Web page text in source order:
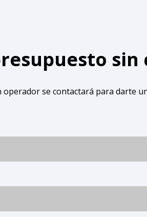
sin
operador se contactará para darte